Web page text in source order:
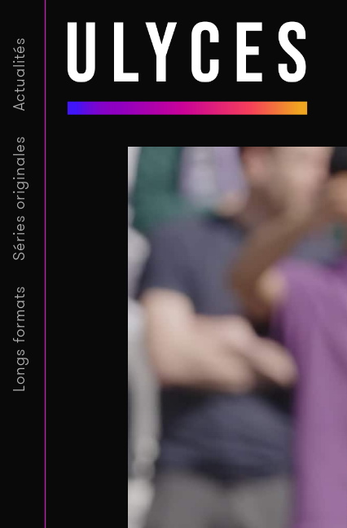
Longs formats
Séries originales
Actualités